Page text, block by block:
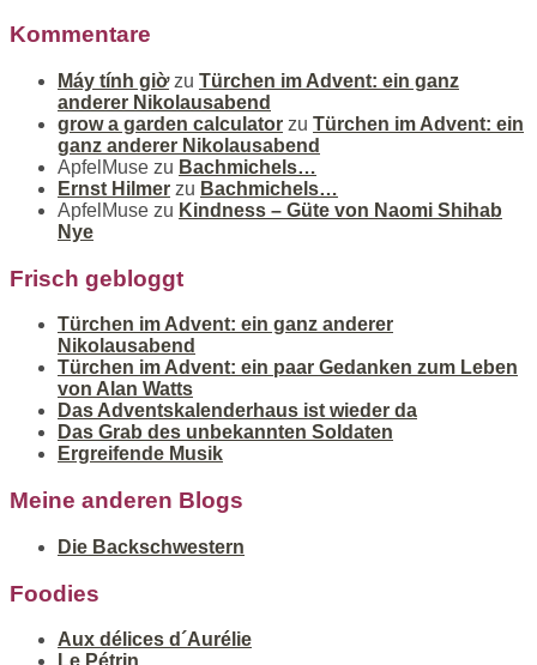
Kommentare
Máy tính giờzu Türchen im Advent: ein ganz
anderer Nikolausabend
grow a garden calculator zu Türchen im Advent: ein
ganz anderer Nikolausabend
ApfelMuse zu Bachmichels…
Ernst Hilmer zu Bachmichels…
ApfelMuse zu Kindness – Güte von Naomi Shihab
Nye
Frisch gebloggt
Türchen im Advent: ein ganz anderer
Nikolausabend
Türchen im Advent: ein paar Gedanken zum Leben
von Alan Watts
Das Adventskalenderhaus ist wieder da
Das Grab des unbekannten Soldaten
Ergreifende Musik
Meine anderen Blogs
Die Backschwestern
Foodies
Aux délices d´Aurélie